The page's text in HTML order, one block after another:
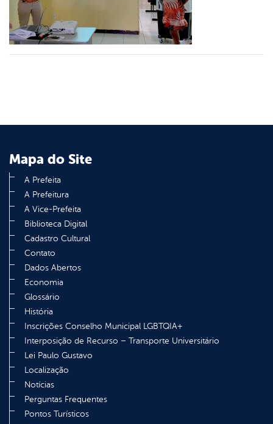
Mapa do Site
A Prefeita
A Prefeitura
A Vice-Prefeita
Biblioteca Digital
Cadastro Cultural
Contato
Dados Abertos
Economia
Glossário
História
Inscrições Conselho Municipal LGBTQIA+
Interposição de Recurso – Transporte Universitário
Lei Paulo Gustavo
Localização
Notícias
Perguntas Frequentes
Pontos Turísticos